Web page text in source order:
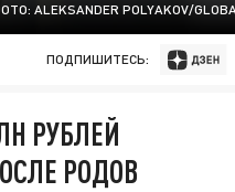
ALEKSANDER POLYAKOV/
ПОДПИШИТЕСЬ:
РУБЛЕЙ
РОДОВ